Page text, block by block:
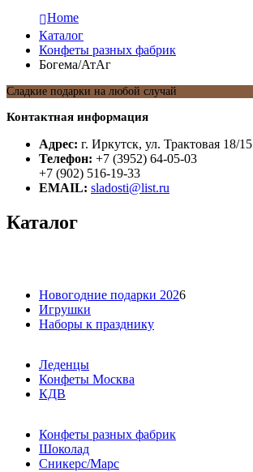
Home
Каталог
Конфеты разных фабрик
Богема/АтАг
Сладкие подарки на любой случай
Контактная информация
Адрес: г. Иркутск, ул. Трактовая 18/15
Телефон: +7 (3952) 64-05-03
+7 (902) 516-19-33
EMAIL: sladosti@list.ru
Каталог
Новогодние подарки 2026
Игрушки
Наборы к празднику
Леденцы
Конфеты Москва
КДВ
Конфеты разных фабрик
Шоколад
Сникерс/Марс